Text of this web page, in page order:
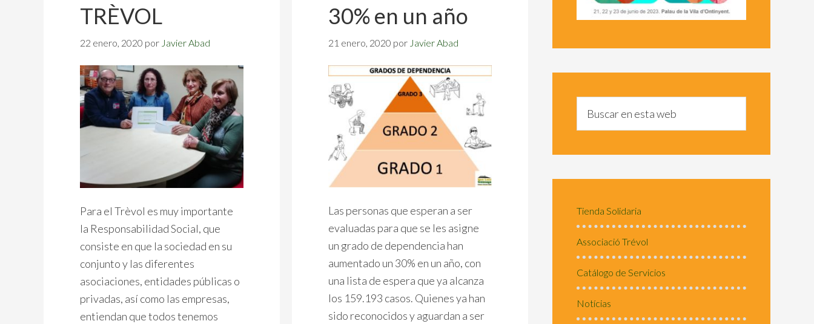
TRÈVOL
22 enero, 2020 por Javier Abad
Para el Trèvol es muy importante
la Responsabilidad Social, que
consiste en que la sociedad en su
conjunto y las diferentes
asociaciones, entidades públicas o
privadas, así como las empresas,
entiendan que todos tenemos
30% en un año
21 enero, 2020 por Javier Abad
Las personas que esperan a ser
evaluadas para que se les asigne
un grado de dependencia han
aumentado un 30% en un año, con
una lista de espera que ya alcanza
los 159.193 casos. Quienes ya han
sido reconocidos y aguardan a ser
Tienda Solidaria
Associació Trévol
Catálogo de Servicios
Notícias